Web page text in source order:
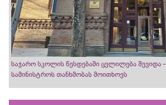
საჯარო სკოლის წესდებაში ცვლილება შევიდა
სამინისტროს თანხმობას მოითხოვს